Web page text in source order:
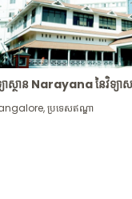
ាស្ថាន Narayana នៃវិទ្យាស
,ប្រទេសឥណ្ឌា